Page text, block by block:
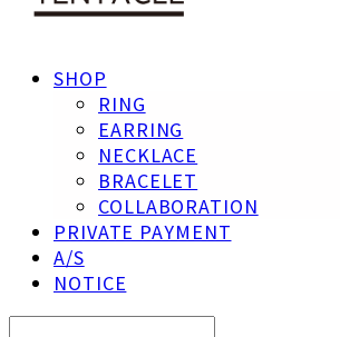
SHOP
RING
EARRING
NECKLACE
BRACELET
COLLABORATION
PRIVATE PAYMENT
A/S
NOTICE